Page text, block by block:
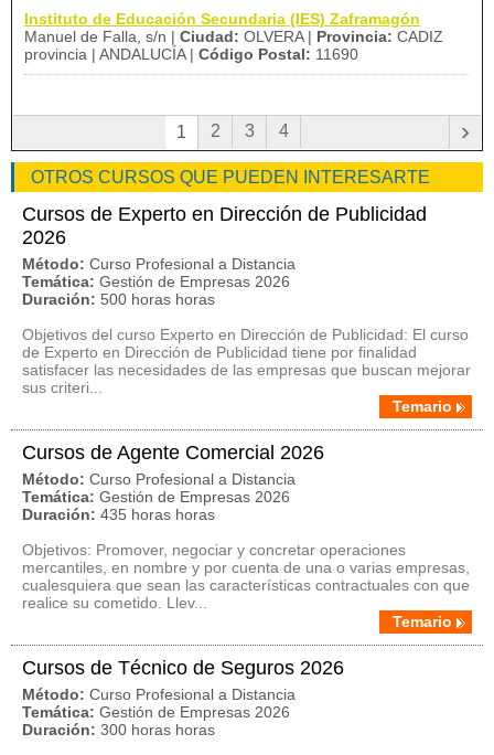
Instituto de Educación Secundaria (IES) Zaframagón
Manuel de Falla, s/n | Ciudad: OLVERA | Provincia: CADIZ
provincia | ANDALUCÍA | Código Postal: 11690
1 2 3 4 ›
OTROS CURSOS QUE PUEDEN INTERESARTE
Cursos de Experto en Dirección de Publicidad
2026
Método: Curso Profesional a Distancia
Temática: Gestión de Empresas 2026
Duración: 500 horas horas
Objetivos del curso Experto en Dirección de Publicidad: El curso
de Experto en Dirección de Publicidad tiene por finalidad
satisfacer las necesidades de las empresas que buscan mejorar
sus criteri...
Temario
Cursos de Agente Comercial 2026
Método: Curso Profesional a Distancia
Temática: Gestión de Empresas 2026
Duración: 435 horas horas
Objetivos: Promover, negociar y concretar operaciones
mercantiles, en nombre y por cuenta de una o varias empresas,
cualesquiera que sean las características contractuales con que
realice su cometido. Llev...
Temario
Cursos de Técnico de Seguros 2026
Método: Curso Profesional a Distancia
Temática: Gestión de Empresas 2026
Duración: 300 horas horas